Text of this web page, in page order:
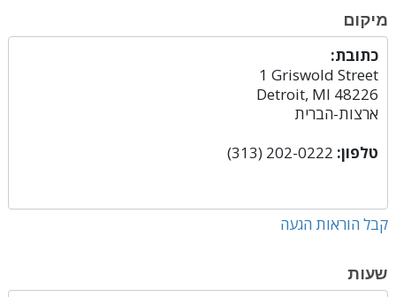
מיקום
כתובת:
1 Griswold Street
Detroit, MI 48226
ארצות-הברית
טלפון: (313) 202-0222
קבל הוראות הגעה
שעות